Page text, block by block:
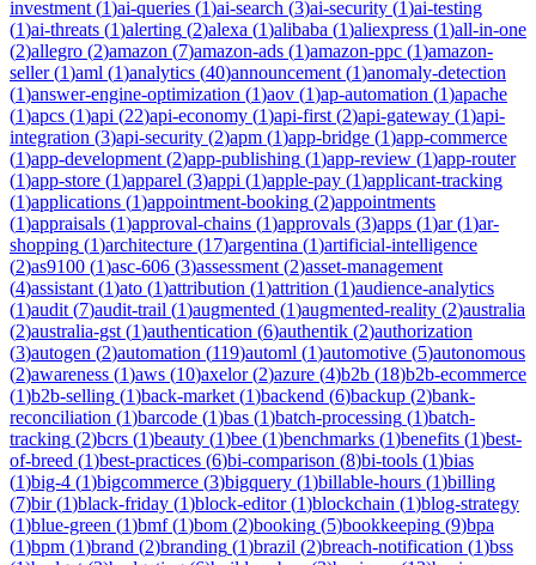
investment (1)ai-queries (1)ai-search (3)ai-security (1)ai-testing
(1)ai-threats (1)alerting (2)alexa (1)alibaba (1)aliexpress (1)all-in-one
(2)allegro (2)amazon (7)amazon-ads (1)amazon-ppc (1)amazon-
seller(1)aml (1)analytics (40)announcement (1)anomaly-detection
(1)answer-engine-optimization (1)aov (1)ap-automation (1)apache
(1)apcs (1)api (22)api-economy (1)api-first (2)api-gateway (1)api-
integration (3)api-security (2)apm (1)app-bridge (1)app-commerce
(1)app-development (2)app-publishing (1)app-review (1)app-router
(1)app-store (1)apparel (3)appi (1)apple-pay (1)applicant-tracking
(1)applications (1)appointment-booking (2)appointments
(1)appraisals (1)approval-chains (1)approvals (3)apps (1)ar(1)ar-
shopping (1)architecture (17)argentina (1)artificial-intelligence
(2)as9100 (1)asc-606 (3)assessment (2)asset-management
(4)assistant (1)ato (1)attribution (1)attrition (1)audience-analytics
(1)audit (7)audit-trail (1)augmented (1)augmented-reality (2)australia
(2)australia-gst (1)authentication (6)authentik (2)authorization
(3)autogen (2)automation (119)automl (1)automotive (5)autonomous
(2)awareness (1)aws (10)axelor(2)azure (4)b2b (18)b2b-ecommerce
(1)b2b-selling (1)back-market (1)backend (6)backup (2)bank-
reconciliation (1)barcode (1)bas (1)batch-processing (1)batch-
tracking (2)bcrs (1)beauty (1)bee (1)benchmarks (1)benefits (1)best-
of-breed (1)best-practices (6)bi-comparison (8)bi-tools (1)bias
(1)big-4 (1)bigcommerce (3)bigquery (1)billable-hours (1)billing
(7)bir(1)black-friday (1)block-editor(1)blockchain (1)blog-strategy
(1)blue-green (1)bmf(1)bom (2)booking (5)bookkeeping (9)bpa
(1)bpm (1)brand (2)branding (1)brazil (2)breach-notification (1)bss